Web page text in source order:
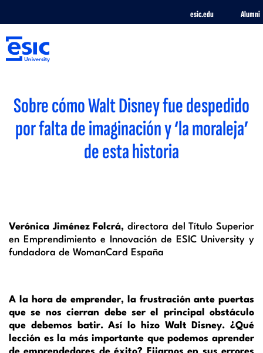
principal
esic.edu Alumni
Sobre cómo Walt Disney fue despedido
por falta de imaginación y ‘la moraleja’
de esta historia
Verónica Jiménez Folcrá, directora del Título Superior
en Emprendimiento e Innovación de ESIC University y
fundadora de WomanCard España
A la hora de emprender, la frustración ante puertas
que se nos cierran debe ser el principal obstáculo
que debemos batir. Así lo hizo Walt Disney. ¿Qué
lección es la más importante que podemos aprender